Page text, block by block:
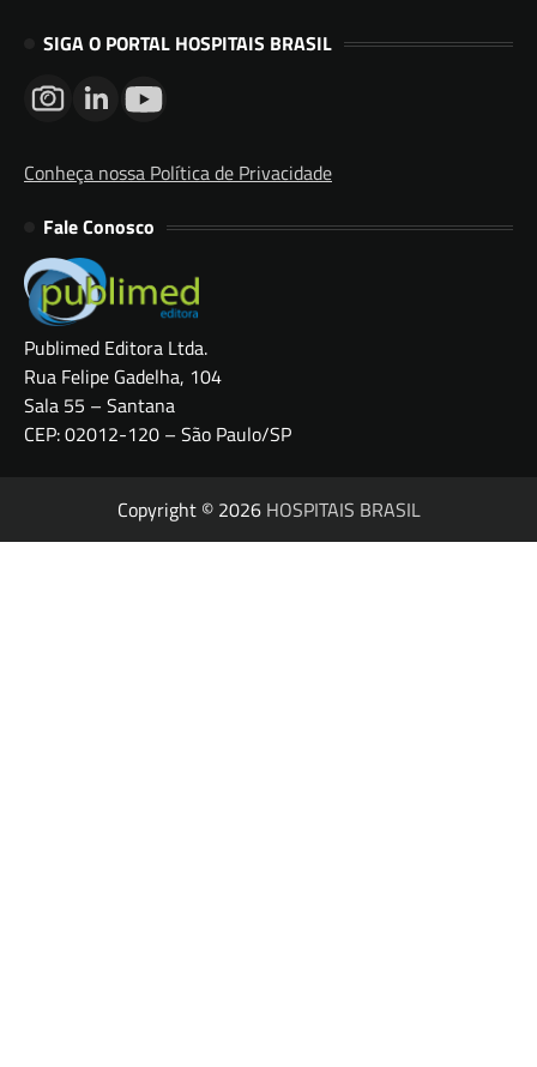
SIGA O PORTAL HOSPITAIS BRASIL
Conheça nossa Política de Privacidade
Fale Conosco
Publimed Editora Ltda.
Rua Felipe Gadelha, 104
Sala 55 – Santana
CEP: 02012-120 – São Paulo/SP
Copyright © 2026 HOSPITAIS BRASIL